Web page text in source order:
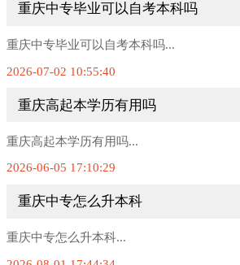
重庆中专毕业可以自考本科吗
重庆中专毕业可以自考本科吗...
2026-07-02 10:55:40
重庆高起本学历有用吗
重庆高起本学历有用吗...
2026-06-05 17:10:29
重庆中专怎么升本科
重庆中专怎么升本科...